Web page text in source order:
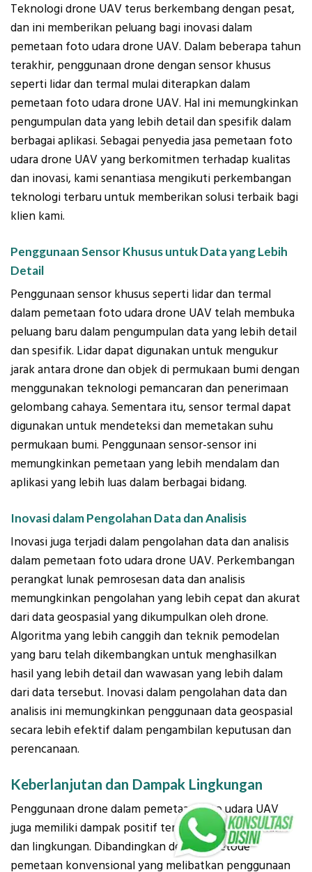
Teknologi drone UAV terus berkembang dengan pesat,
dan ini memberikan peluang bagi inovasi dalam
pemetaan foto udara drone UAV. Dalam beberapa tahun
terakhir, penggunaan drone dengan sensor khusus
seperti lidar dan termal mulai diterapkan dalam
pemetaan foto udara drone UAV. Hal ini memungkinkan
pengumpulan data yang lebih detail dan spesifik dalam
berbagai aplikasi. Sebagai penyedia jasa pemetaan foto
udara drone UAV yang berkomitmen terhadap kualitas
dan inovasi, kami senantiasa mengikuti perkembangan
teknologi terbaru untuk memberikan solusi terbaik bagi
klien kami.
Penggunaan Sensor Khusus untuk Data yang Lebih
Detail
Penggunaan sensor khusus seperti lidar dan termal
dalam pemetaan foto udara drone UAV telah membuka
peluang baru dalam pengumpulan data yang lebih detail
dan spesifik. Lidar dapat digunakan untuk mengukur
jarak antara drone dan objek di permukaan bumi dengan
menggunakan teknologi pemancaran dan penerimaan
gelombang cahaya. Sementara itu, sensor termal dapat
digunakan untuk mendeteksi dan memetakan suhu
permukaan bumi. Penggunaan sensor-sensor ini
memungkinkan pemetaan yang lebih mendalam dan
aplikasi yang lebih luas dalam berbagai bidang.
Inovasi dalam Pengolahan Data dan Analisis
Inovasi juga terjadi dalam pengolahan data dan analisis
dalam pemetaan foto udara drone UAV. Perkembangan
perangkat lunak pemrosesan data dan analisis
memungkinkan pengolahan yang lebih cepat dan akurat
dari data geospasial yang dikumpulkan oleh drone.
Algoritma yang lebih canggih dan teknik pemodelan
yang baru telah dikembangkan untuk menghasilkan
hasil yang lebih detail dan wawasan yang lebih dalam
dari data tersebut. Inovasi dalam pengolahan data dan
analisis ini memungkinkan penggunaan data geospasial
secara lebih efektif dalam pengambilan keputusan dan
perencanaan.
Keberlanjutan dan Dampak Lingkungan
Penggunaan drone dalam pemetaan foto udara UAV
juga memiliki dampak positif terhadap keberlanjutan
dan lingkungan. Dibandingkan dengan metode
pemetaan konvensional yang melibatkan penggunaan